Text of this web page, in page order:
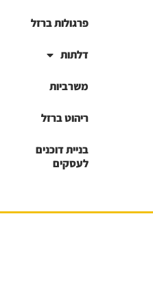
פרגולות ברזל
דלתות
משרביות
ריהוט ברזל
בניית דוכנים
לעסקים